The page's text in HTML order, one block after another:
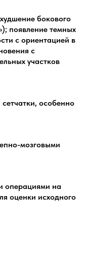
бокового
появление темных
с ориентацией в
с
участков
особенно
мозговыми
операциями на
оценки исходного